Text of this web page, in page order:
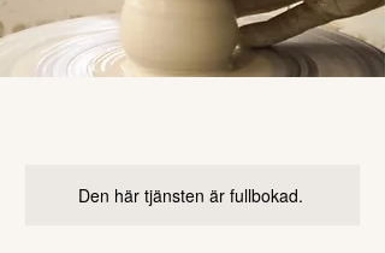
Den här tjänsten är fullbokad.